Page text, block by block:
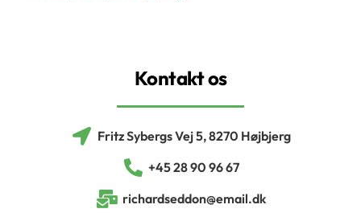
Kontakt os
Fritz Sybergs Vej 5, 8270 Højbjerg
+45 28 90 96 67
richardseddon@email.dk